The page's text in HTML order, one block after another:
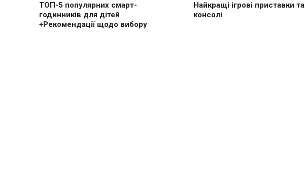
ТОП-5 популярних смарт-
годинників для дітей
+Рекомендації щодо вибору
Найкращі ігрові приставки та
консолі